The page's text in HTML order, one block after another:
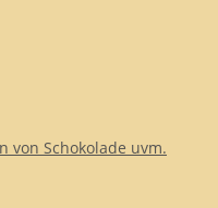
von Schokolade uvm.